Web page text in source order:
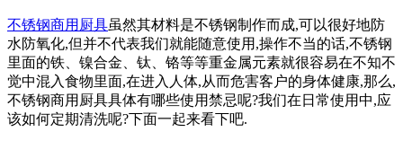
不锈钢商用厨具虽然其材料是不锈钢制作而成,可以很好地防
水防氧化,但并不代表我们就能随意使用,操作不当的话,不锈钢
里面的铁、镍合金、钛、铬等等重金属元素就很容易在不知不
觉中混入食物里面,在进入人体,从而危害客户的身体健康,那么,
不锈钢商用厨具具体有哪些使用禁忌呢?我们在日常使用中,应
该如何定期清洗呢?下面一起来看下吧.